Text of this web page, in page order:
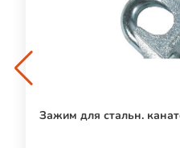
Зажим для стальн.